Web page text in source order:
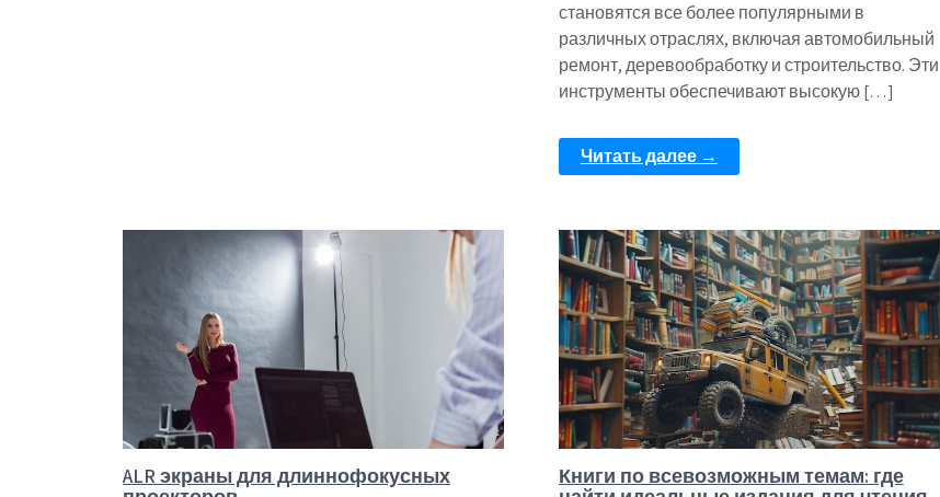
становятся все более популярными в
различных отраслях, включая автомобильный
ремонт, деревообработку и строительство. Эти
инструменты обеспечивают высокую […]
Читать далее →
ALR экраны для длиннофокусных
Книги по всевозможным темам: где